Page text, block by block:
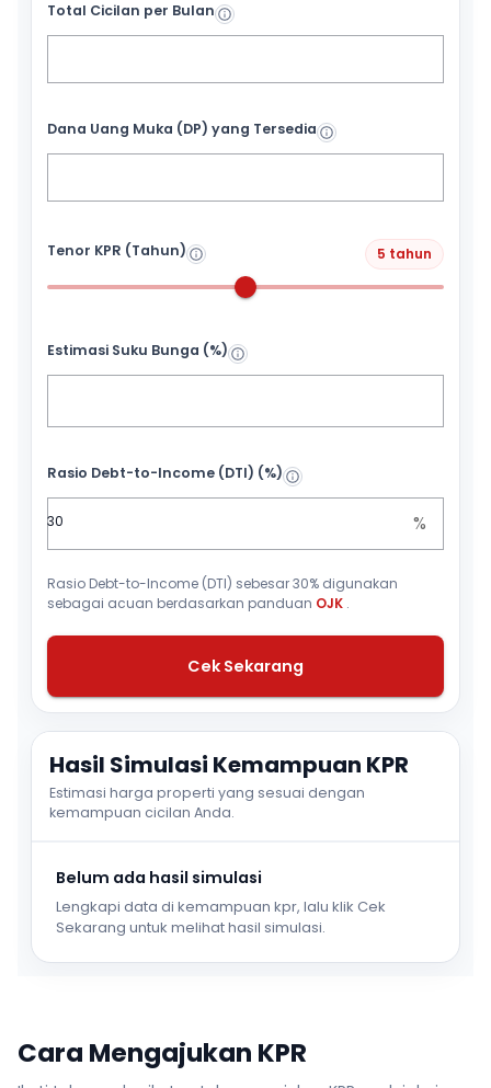
Total Cicilan per Bulan
Dana Uang Muka (DP) yang Tersedia
Tenor KPR (Tahun) 5 tahun
Estimasi Suku Bunga (%)
Rasio Debt-to-Income (DTI) (%)
%
Rasio Debt-to-Income (DTI) sebesar 30% digunakan
sebagai acuan berdasarkan panduan OJK .
Cek Sekarang
Hasil Simulasi Kemampuan KPR
Estimasi harga properti yang sesuai dengan
kemampuan cicilan Anda.
Belum ada hasil simulasi
Lengkapi data di kemampuan kpr, lalu klik Cek
Sekarang untuk melihat hasil simulasi.
Cara Mengajukan KPR